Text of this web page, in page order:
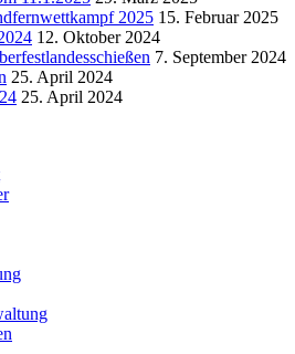
2025 15. Februar 2025
12. Oktober 2024
7. September 2024
25. April 2024
25. April 2024